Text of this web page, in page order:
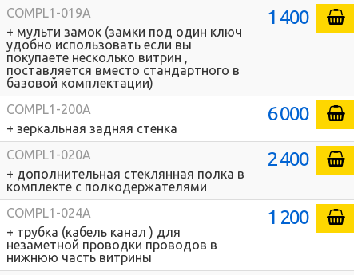
COMPL1-019A
+ мульти замок (замки под один ключ
удобно использовать если вы
покупаете несколько витрин ,
поставляется вместо стандартного в
базовой комплектации)
1 400
COMPL1-200A
+ зеркальная задняя стенка
6 000
COMPL1-020A
+ дополнительная стеклянная полка в
комплекте с полкодержателями
2 400
COMPL1-024A
+ трубка (кабель канал ) для
незаметной проводки проводов в
нижнюю часть витрины
1 200